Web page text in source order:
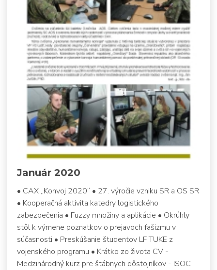
Január 2020
• CAX „Konvoj 2020“ • 27. výročie vzniku SR a OS SR
• Kooperačná aktivita katedry logistického
zabezpečenia • Fuzzy množiny a aplikácie • Okrúhly
stôl k výmene poznatkov o prejavoch fašizmu v
súčasnosti • Preskúšanie študentov LF TUKE z
vojenského programu • Krátko zo života CV -
Medzinárodný kurz pre štábnych dôstojníkov - ISOC